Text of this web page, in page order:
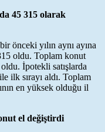
45 315 olarak
önceki yılın aynı ayına
oldu. Toplam konut
oldu. İpotekli satışlarda
ilk sırayı aldı. Toplam
en yüksek olduğu il
el değiştirdi